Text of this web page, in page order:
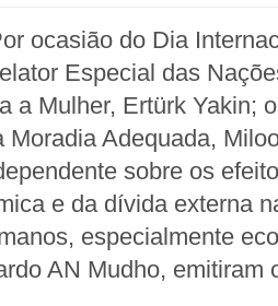
ocasião do Dia
Especial das
a Mulher, Ertürk Yakin;
Moradia Adequada,
sobre os
e da dívida externa
especialmente
AN Mudho, emitiram